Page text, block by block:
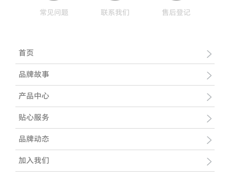
常见问题 联系我们 售后登记
首页
品牌故事
产品中心
贴心服务
品牌动态
加入我们